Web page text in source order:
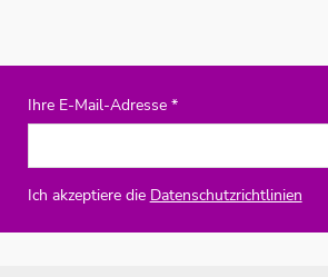
Ihre E-Mail-Adresse *
Ich akzeptiere die Datenschutzrichtlinien